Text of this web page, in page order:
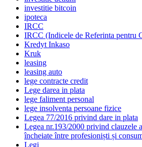
investitie bitcoin
ipoteca
IRCC
IRCC (Indicele de Referinta pentru
Kredyt Inkaso
Kruk
leasing
leasing auto
lege contracte credit
Lege darea in plata
lege faliment personal
lege insolventa persoane fizice
Legea 77/2016 privind dare in plata
Legea nr.193/2000 privind clauzele
încheiate între profesioniști și
Legi